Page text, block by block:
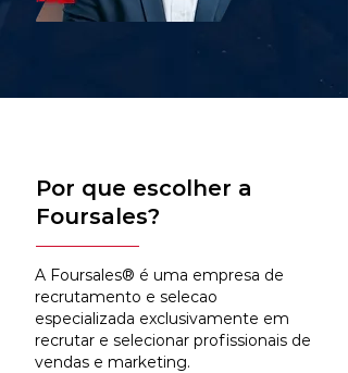
Por que escolher a
Foursales?
A Foursales® é uma empresa de
recrutamento e selecao
especializada exclusivamente em
recrutar e selecionar profissionais de
vendas e marketing.